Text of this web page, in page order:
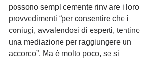
possono semplicemente rinviare i loro
provvedimenti “per consentire che i
coniugi, avvalendosi di esperti, tentino
una mediazione per raggiungere un
accordo”. Ma è molto poco, se si